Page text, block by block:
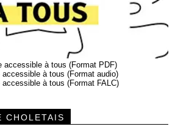
accessible à tous (Format PDF)
accessible à tous (Format audio)
accessible à tous (Format FALC)
CHOLETAIS